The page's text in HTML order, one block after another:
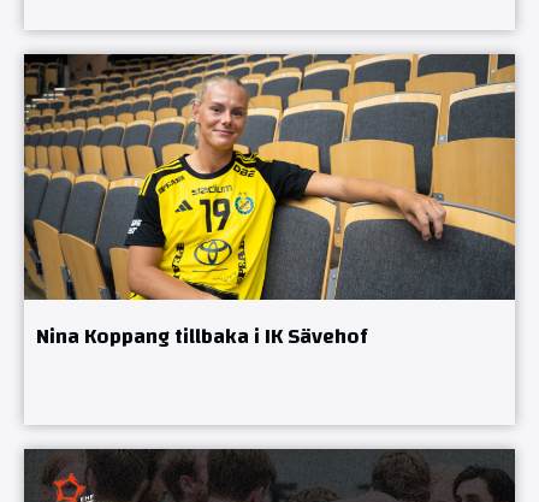
Nina Koppang tillbaka i IK Sävehof